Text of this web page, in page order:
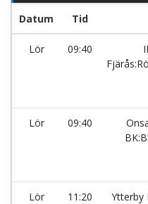
Datum Tid
Lör 09:40
Lör 09:40
Lör 11:20 Ytterby